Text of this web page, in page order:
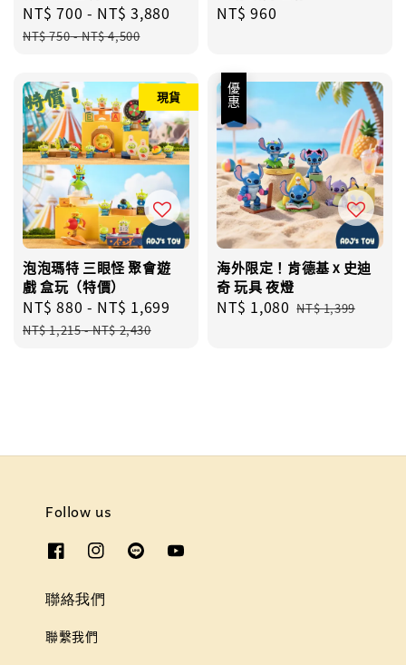
Sale
price
NT$ 700 - NT$ 3,880
Regular
NT$ 750-NT$ 4,500
Regular
NT$ 960
現貨
泡泡瑪特 三眼怪 聚會遊
戲 盒玩（特價）
Sale
price
NT$ 880 - NT$ 1,699
Regular
NT$ 1,215-NT$ 2,430
優惠
海外限定！肯德基 x 史迪
奇 玩具 夜燈
Sale
NT$ 1,080 Regular
NT$ 1,399
Follow us
聯絡我們
聯繫我們